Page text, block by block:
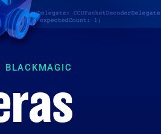
BLACKMAGIC